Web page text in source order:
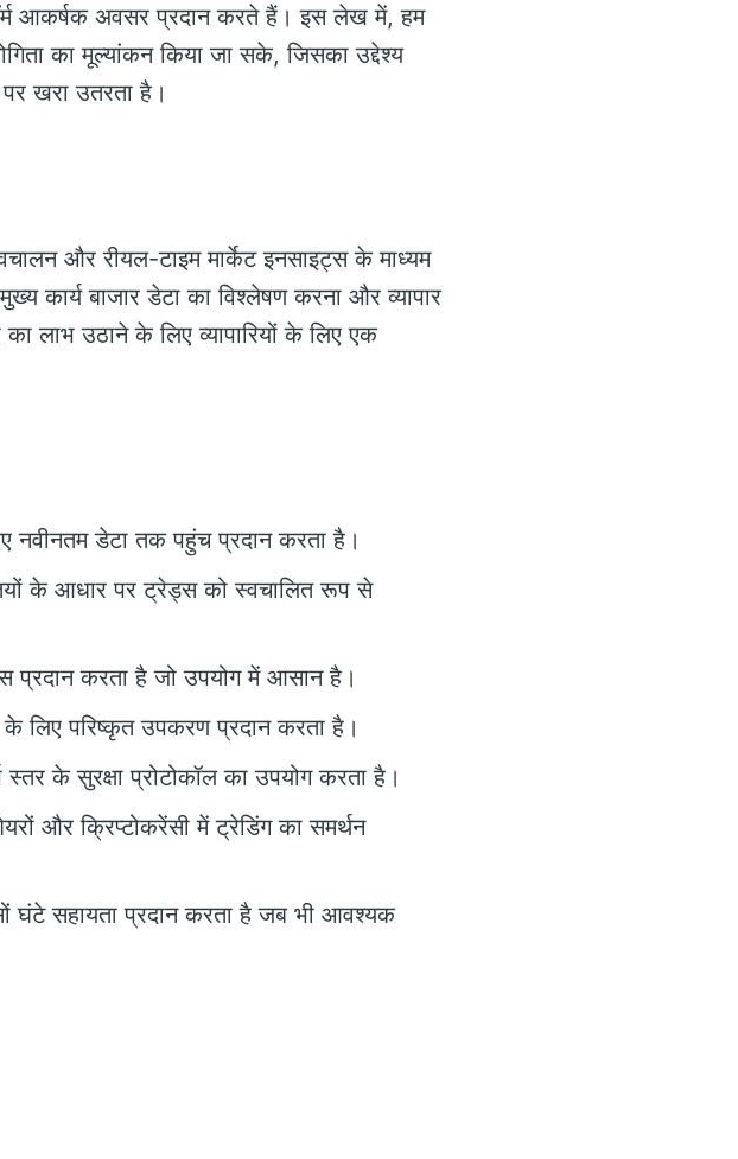
आकर्षक अवसर प्रदान करते हैं। इस लेख में, हम
का मूल्यांकन किया जा सके, जिसका उद्देश्य
खरा उतरता है।
और रीयल-टाइम मार्केट इनसाइट्स के माध्यम
कार्य बाजार डेटा का विश्लेषण करना और व्यापार
लाभ उठाने के लिए व्यापारियों के लिए एक
नवीनतम डेटा तक पहुंच प्रदान करता है।
के आधार पर ट्रेड्स को स्वचालित रूप से
प्रदान करता है जो उपयोग में आसान है।
लिए परिष्कृत उपकरण प्रदान करता है।
स्तर के सुरक्षा प्रोटोकॉल का उपयोग करता है।
और क्रिप्टोकरेंसी में ट्रेडिंग का समर्थन
घंटे सहायता प्रदान करता है जब भी आवश्यक